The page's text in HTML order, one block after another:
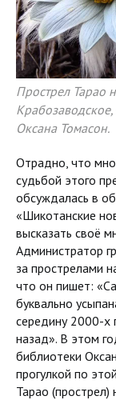
Прострел Тарао
Оксана Томасон.
Отрадно, что
судьбой этого
обсуждалась в
«Шикотанские
высказать своё
Администратор
за прострелами
что он пишет:
буквально
середину 2000-х
назад». В этом
библиотеки
прогулкой по
Тарао